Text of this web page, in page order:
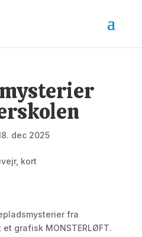
dec 2025
fra
grafisk MONSTERLØFT.